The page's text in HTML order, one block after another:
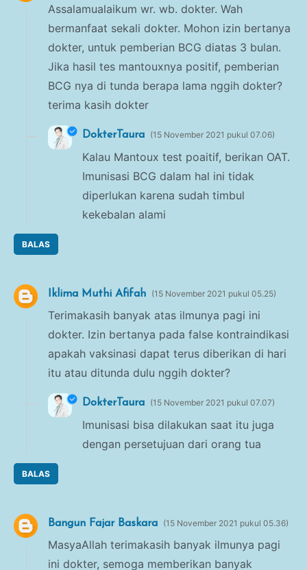
Assalamualaikum wr. wb. dokter. Wah
bermanfaat sekali dokter. Mohon izin bertanya
dokter, untuk pemberian BCG diatas 3 bulan.
Jika hasil tes mantouxnya positif, pemberian
BCG nya di tunda berapa lama nggih dokter?
terima kasih dokter
BALAS
DokterTaura 15 November 2021 pukul 07.06
Kalau Mantoux test poaitif, berikan OAT.
Imunisasi BCG dalam hal ini tidak
diperlukan karena sudah timbul
kekebalan alami
Iklima Muthi Afifah 15 November 2021 pukul 05.25
Terimakasih banyak atas ilmunya pagi ini
dokter. Izin bertanya pada false kontraindikasi
apakah vaksinasi dapat terus diberikan di hari
itu atau ditunda dulu nggih dokter?
BALAS
DokterTaura 15 November 2021 pukul 07.07
Imunisasi bisa dilakukan saat itu juga
dengan persetujuan dari orang tua
Bangun Fajar Baskara 15 November 2021 pukul 05.36
MasyaAllah terimakasih banyak ilmunya pagi
ini dokter, semoga memberikan banyak